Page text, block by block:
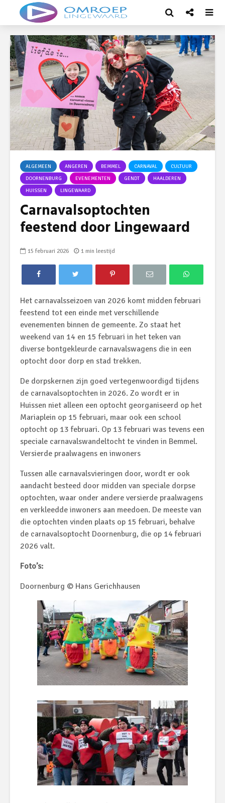
ALGEMEEN ANGEREN BEMMEL CARNAVAL
CULTUUR
DOORNENBURG
EVENEMENTEN GENDT
HAALDEREN
HUISSEN
LINGEWAARD
Carnavalsoptochten
feestend door Lingewaard
15 februari 2026 1 min leestijd
Het carnavalsseizoen van 2026 komt midden februari
feestend tot een einde met verschillende
evenementen binnen de gemeente. Zo staat het
weekend van 14 en 15 februari in het teken van
diverse bontgekleurde carnavalswagens die in een
optocht door dorp en stad trekken.
De dorpskernen zijn goed vertegenwoordigd tijdens
de carnavalsoptochten in 2026. Zo wordt er in
Huissen niet alleen een optocht georganiseerd op het
Mariaplein op 15 februari, maar ook een school
optocht op 13 februari. Op 13 februari was tevens een
speciale carnavalswandeltocht te vinden in Bemmel.
Versierde praalwagens en inwoners
Tussen alle carnavalsvieringen door, wordt er ook
aandacht besteed door midden van speciale dorpse
optochten, waar onder andere versierde praalwagens
en verkleedde inwoners aan meedoen. De meeste van
die optochten vinden plaats op 15 februari, behalve
de carnavalsoptocht Doornenburg, die op 14 februari
2026 valt.
Foto’s:
Doornenburg © Hans Gerichhausen